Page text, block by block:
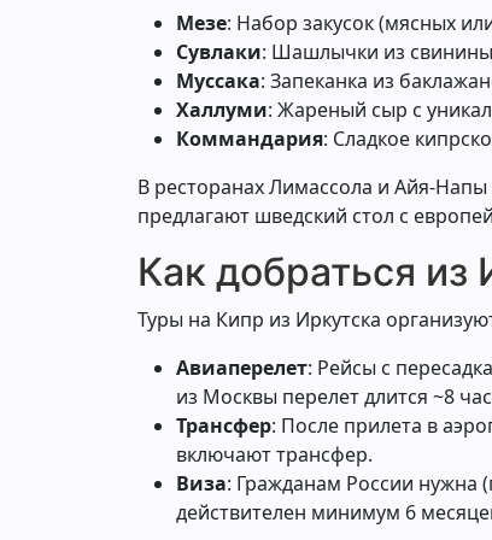
Мезе: Набор закусок (мясных
Сувлаки: Шашлычки из свинины
Муссака: Запеканка из
Халлуми: Жареный сыр с
Коммандария: Сладкое
В ресторанах Лимассола и Айя-
предлагают шведский стол с
Как добраться из
Туры на Кипр из Иркутска
Авиаперелет: Рейсы с
из Москвы перелет длится ~8
Трансфер: После прилета в
включают трансфер.
Виза: Гражданам России нужна
действителен минимум 6